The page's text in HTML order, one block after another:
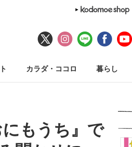
カラダ・ココロ 暮らし
にもうち』で